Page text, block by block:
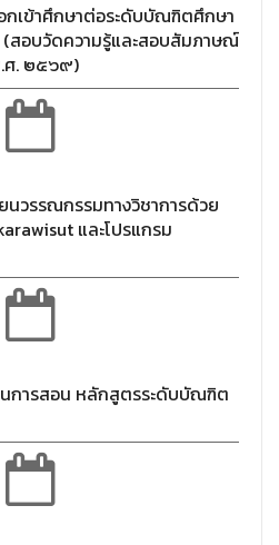
เข้าศึกษาต่อระดับบัณฑิตศึกษา
สอบวัดความรู้และสอบสัมภาษณ์
.ศ. ๒๕๖๙)
นวรรณกรรมทางวิชาการด้วย
และโปรแกรม
การสอน หลักสูตรระดับบัณฑิต